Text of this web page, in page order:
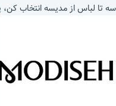
سه تا لباس از مدیسه انتخاب کن،